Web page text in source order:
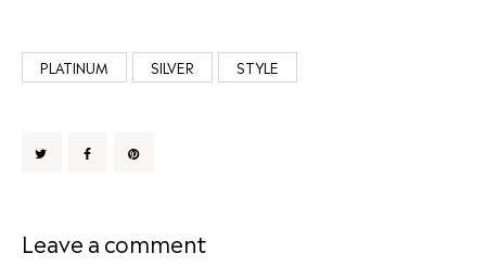
PLATINUM SILVER STYLE
Leave a comment